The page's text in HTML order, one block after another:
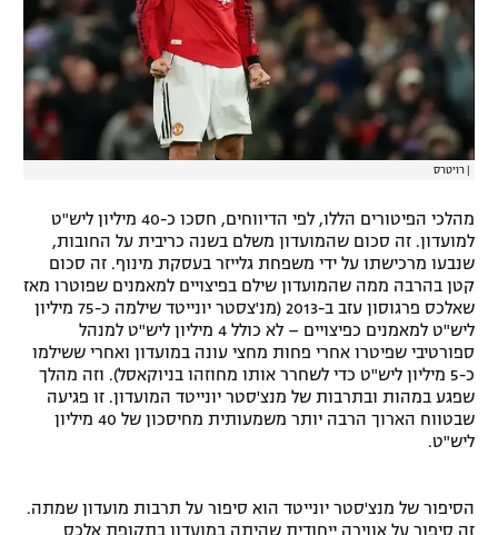
רויטרס
מהלכי הפיטורים הללו, לפי הדיווחים, חסכו כ-40 מיליון ליש"ט
למועדון. זה סכום שהמועדון משלם בשנה כריבית על החובות,
שנבעו מרכישתו על ידי משפחת גלייזר בעסקת מינוף. זה סכום
קטן בהרבה ממה שהמועדון שילם בפיצויים למאמנים שפוטרו מאז
שאלכס פרגוסון עזב ב-2013 (מנ'צסטר יונייטד שילמה כ-75 מיליון
ליש"ט למאמנים כפיצויים – לא כולל 4 מיליון ליש"ט למנהל
ספורטיבי שפיטרו אחרי פחות מחצי עונה במועדון ואחרי ששילמו
כ-5 מיליון ליש"ט כדי לשחרר אותו מחוזהו בניוקאסל). וזה מהלך
שפגע במהות ובתרבות של מנצ'סטר יונייטד המועדון. זו פגיעה
שבטווח הארוך הרבה יותר משמעותית מחיסכון של 40 מיליון
ליש"ט.
הסיפור של מנצ'סטר יונייטד הוא סיפור על תרבות מועדון שמתה.
זה סיפור על אווירה ייחודית שהיתה במועדון בתקופת אלכס